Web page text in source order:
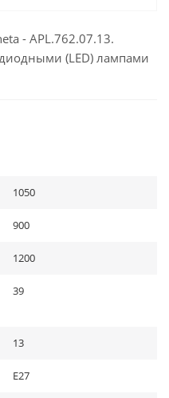
- APL.762.07.13.
(LED) лампами
1050
900
1200
39
13
E27